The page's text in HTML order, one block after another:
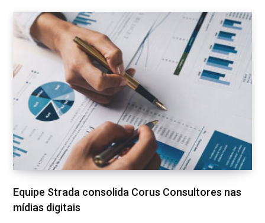
Equipe Strada consolida Corus Consultores nas
mídias digitais